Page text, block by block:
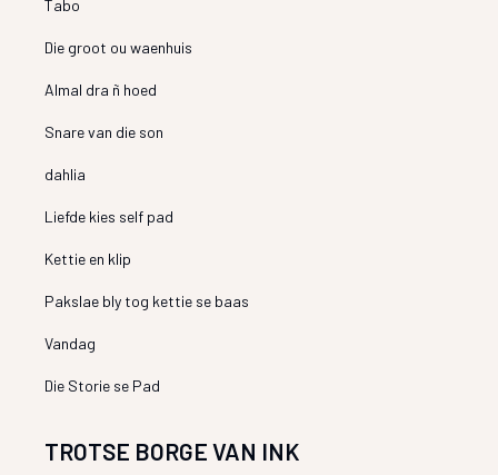
Tabo
Die groot ou waenhuis
Almal dra ñ hoed
Snare van die son
dahlia
Liefde kies self pad
Kettie en klip
Pakslae bly tog kettie se baas
Vandag
Die Storie se Pad
TROTSE BORGE VAN INK